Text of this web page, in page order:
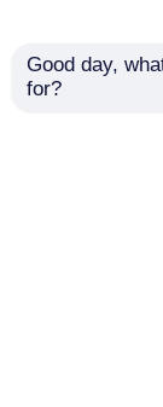
Good day,
for?